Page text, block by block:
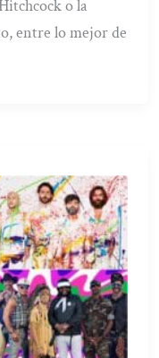
o la
entre lo mejor de